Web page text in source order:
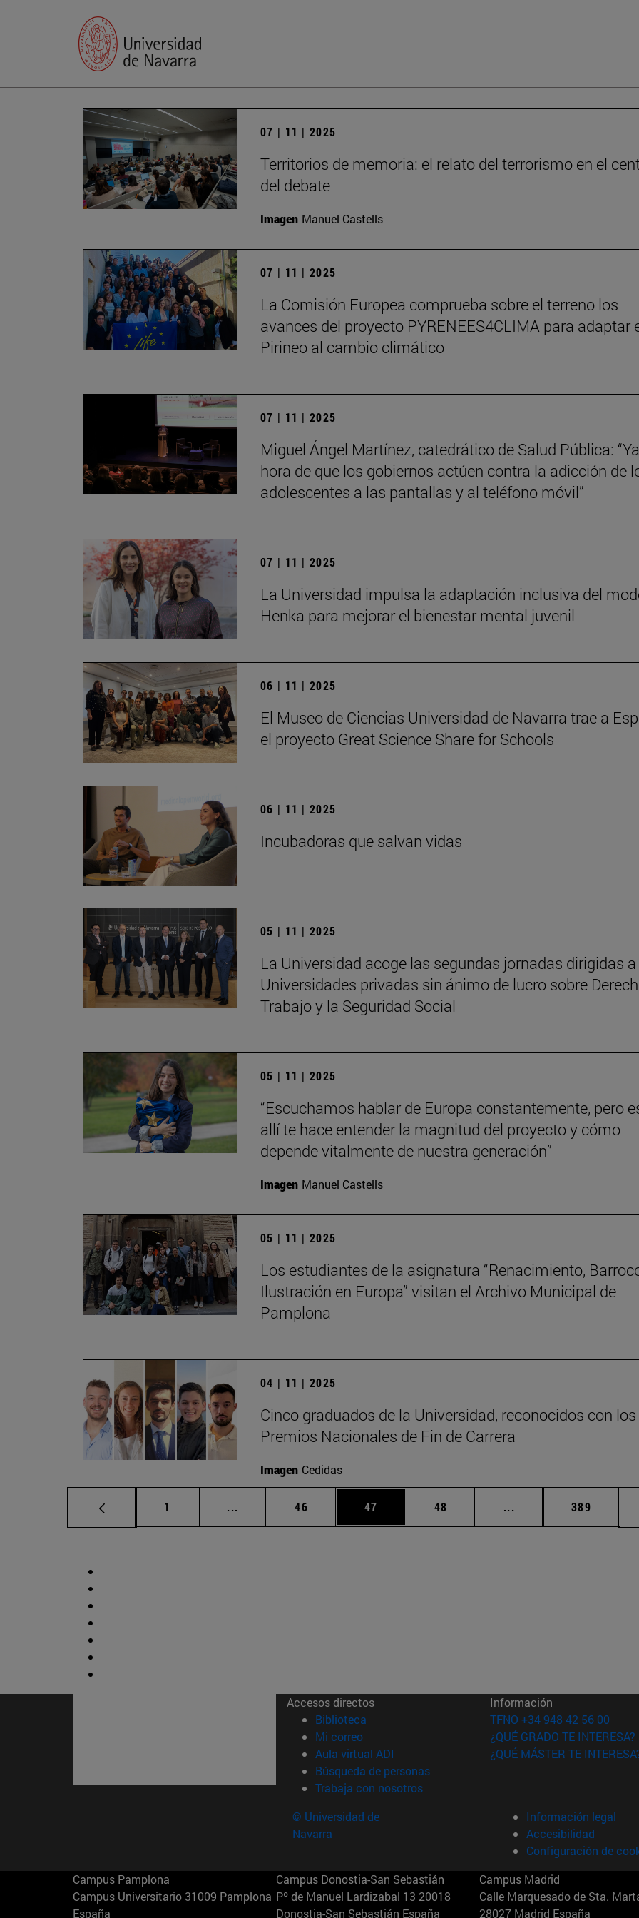
07 | 11 | 2025
Territorios de memoria: el relato del terrorismo en el
del debate
Imagen Manuel Castells
07 | 11 | 2025
La Comisión Europea comprueba sobre el terreno los
avances del proyecto PYRENEES4CLIMA para adaptar
Pirineo al cambio climático
07 | 11 | 2025
Miguel Ángel Martínez, catedrático de Salud Pública:
hora de que los gobiernos actúen contra la adicción de
adolescentes a las pantallas y al teléfono móvil”
07 | 11 | 2025
La Universidad impulsa la adaptación inclusiva del
Henka para mejorar el bienestar mental juvenil
06 | 11 | 2025
El Museo de Ciencias Universidad de Navarra trae a
el proyecto Great Science Share for Schools
06 | 11 | 2025
Incubadoras que salvan vidas
05 | 11 | 2025
La Universidad acoge las segundas jornadas dirigidas
Universidades privadas sin ánimo de lucro sobre
Trabajo y la Seguridad Social
05 | 11 | 2025
“Escuchamos hablar de Europa constantemente, pero
allí te hace entender la magnitud del proyecto y cómo
depende vitalmente de nuestra generación”
Imagen Manuel Castells
05 | 11 | 2025
Los estudiantes de la asignatura “Renacimiento,
Ilustración en Europa” visitan el Archivo Municipal de
Pamplona
04 | 11 | 2025
Cinco graduados de la Universidad, reconocidos con los
Premios Nacionales de Fin de Carrera
Imagen Cedidas
Página
1 ... Páginas intermedias Use TAB para desplazarse.
Página
46 Página
47 Página
48 ... Páginas intermedias
Página
389
Accesos directos
Biblioteca (abre en nueva ventana)
Mi correo(abre en nueva ventana)
Aula virtual ADI (abre en nueva ventana)
Búsqueda de personas(abre en nueva ventana)
Trabaja con nosotros(abre en nueva ventana)
Información
TFNO +34 948 42 56 00
¿QUÉ GRADO TE INTERESA?
¿QUÉ MÁSTER TE
© Universidad de
Navarra
Información legal
Accesibilidad
Configuración de
Campus Pamplona
Campus Universitario 31009 Pamplona
España
Campus Donostia-San Sebastián
Pº de Manuel Lardizabal 13 20018
Donostia-San Sebastián España
Campus Madrid
Calle Marquesado de Sta.
28027 Madrid España